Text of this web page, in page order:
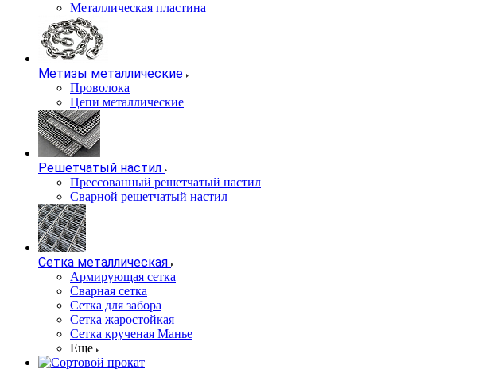
Металлическая пластина
Метизы металлические
Проволока
Цепи металлические
Решетчатый настил
Прессованный решетчатый настил
Сварной решетчатый настил
Сетка металлическая
Армирующая сетка
Сварная сетка
Сетка для забора
Сетка жаростойкая
Сетка крученая Манье
Еще